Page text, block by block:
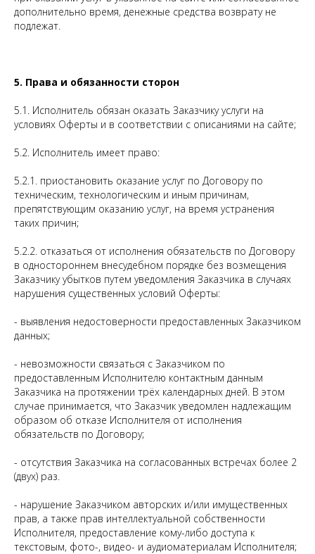
дополнительно время, денежные средства возврату не
подлежат.
5. Права и обязанности сторон
5.1. Исполнитель обязан оказать Заказчику услуги на
условиях Оферты и в соответствии с описаниями на сайте;
5.2. Исполнитель имеет право:
5.2.1. приостановить оказание услуг по Договору по
техническим, технологическим и иным причинам,
препятствующим оказанию услуг, на время устранения
таких причин;
5.2.2. отказаться от исполнения обязательств по Договору
в одностороннем внесудебном порядке без возмещения
Заказчику убытков путем уведомления Заказчика в случаях
нарушения существенных условий Оферты:
- выявления недостоверности предоставленных Заказчиком
данных;
- невозможности связаться с Заказчиком по
предоставленным Исполнителю контактным данным
Заказчика на протяжении трёх календарных дней. В этом
случае принимается, что Заказчик уведомлен надлежащим
образом об отказе Исполнителя от исполнения
обязательств по Договору;
- отсутствия Заказчика на согласованных встречах более 2
(двух) раз.
- нарушение Заказчиком авторских и/или имущественных
прав, а также прав интеллектуальной собственности
Исполнителя, предоставление кому-либо доступа к
текстовым, фото-, видео- и аудиоматериалам Исполнителя;